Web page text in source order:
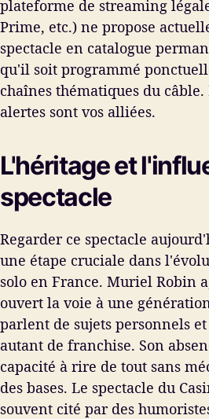
plateforme de streaming
Prime, etc.) ne propose
spectacle en catalogue
qu'il soit programmé
chaînes thématiques du
alertes sont vos alliées.
L'héritage et
spectacle
Regarder ce spectacle
une étape cruciale dans
solo en France. Muriel Robin
ouvert la voie à une
parlent de sujets personnels
autant de franchise. Son
capacité à rire de tout sans
des bases. Le spectacle du
souvent cité par des